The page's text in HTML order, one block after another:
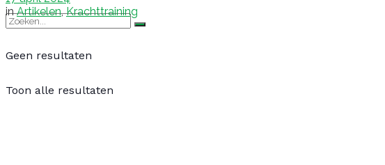
Geen resultaten
Toon alle resultaten
in Artikelen,Krachttraining